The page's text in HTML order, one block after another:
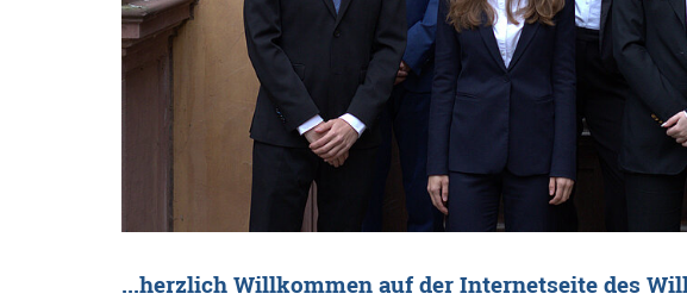
...herzlich Willkommen auf der Internetseite des